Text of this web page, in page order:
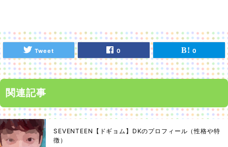
Tweet 0 0
関連記事
SEVENTEEN【ドギョム】DKのプロフィール（性格や特
徴）